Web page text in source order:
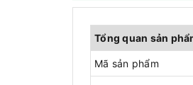
Tổng quan sản
Mã sản phẩm